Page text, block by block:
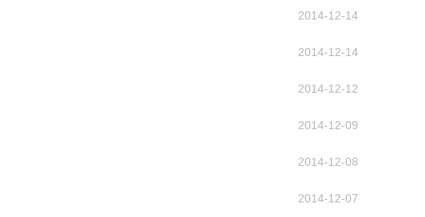
2014-12-14
2014-12-14
2014-12-12
2014-12-09
2014-12-08
2014-12-07